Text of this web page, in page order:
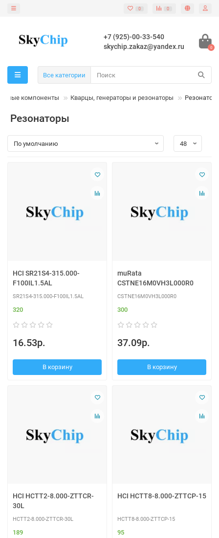
0 0
+7 (925)-00-33-540
skychip.zakaz@yandex.ru
0
Все категории
компоненты Кварцы, генераторы и резонаторы
Резонаторы
HCI SR21S4-315.000-
F100IL1.5AL
SR21S4-315.000-F100IL1.5AL
320
16.53р.
В корзину
muRata
CSTNE16M0VH3L000R0
CSTNE16M0VH3L000R0
300
37.09р.
В корзину
HCI HCTT2-8.000-ZTTCR-
30L
HCTT2-8.000-ZTTCR-30L
189
HCI HCTT8-8.000-ZTTCP-15
HCTT8-8.000-ZTTCP-15
95